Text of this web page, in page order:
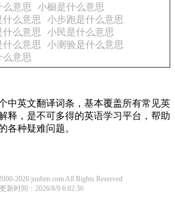
么意思
小橱是什么意思
什么意思
小步跑是什么意思
什么意思
小民是什么意思
什么意思
小测验是什么意思
么意思
中英文翻译词条，基本覆盖所有常见英
释，是不可多得的英语学习平台，帮助
各种疑难问题。
2026 junhen.com All Rights Reserved
更新时间：2026/8/9 6:02:36